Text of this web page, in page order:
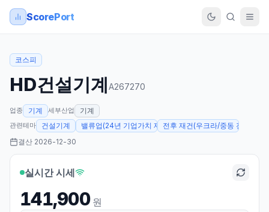
ScorePort
코스피
HD건설기계A267270
업종 기계 세부산업 기계
관련테마 건설기계 밸류업(24년 기업가치 제고계획 발표)전후 재건(우크라/중동 전쟁 등)
결산 2026-12-30
실시간 시세
141,900 원